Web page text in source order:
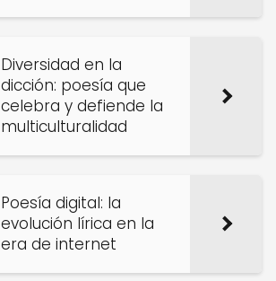
Diversidad en la
dicción: poesía que
celebra y defiende la
multiculturalidad
Poesía digital: la
evolución lírica en la
era de internet